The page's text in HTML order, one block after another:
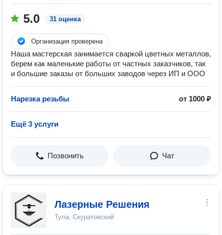
5.0 31 оценка
Организация проверена
Наша мастерская занимается сваркой цветных металлов,
берем как маленькие работы от частных заказчиков, так
и большие заказы от больших заводов через ИП и ООО
Нарезка резьбы от 1000 ₽
Ещё 3 услуги
Позвонить Чат
Лазерные Решения
Тула, Скуратовский